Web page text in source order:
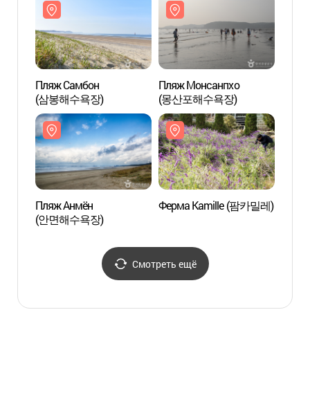
Пляж Самбон
(삼봉해수욕장)
Пляж Монсанпхо
(몽산포해수욕장)
Пляж Анмён
(안면해수욕장)
Ферма Kamille (팜카밀레)
Смотреть ещё